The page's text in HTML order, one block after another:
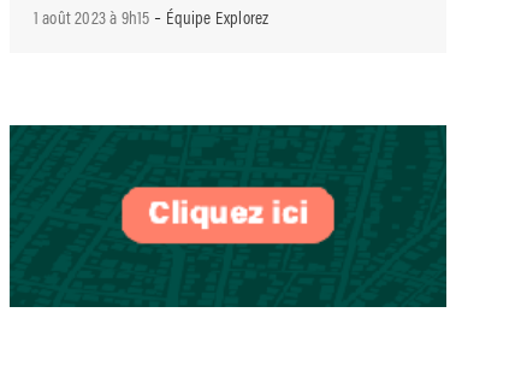
1 août 2023 à 9h15 - Équipe Explorez